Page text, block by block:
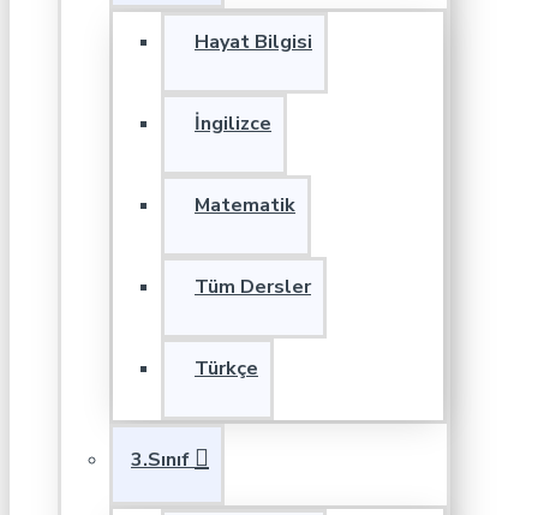
Hayat Bilgisi
İngilizce
Matematik
Tüm Dersler
Türkçe
3.Sınıf